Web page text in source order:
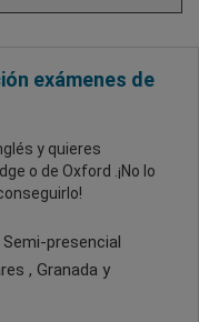
exámenes de
y quieres
o de Oxford .¡No lo
presencial
, Granada y